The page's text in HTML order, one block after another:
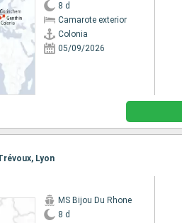
8 d
Camarote exterior
Colonia
05/09/2026
Lyon
MS Bijou Du Rhone
8 d